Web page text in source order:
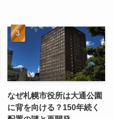
なぜ札幌市役所は大通公園
に背を向ける？150年続く